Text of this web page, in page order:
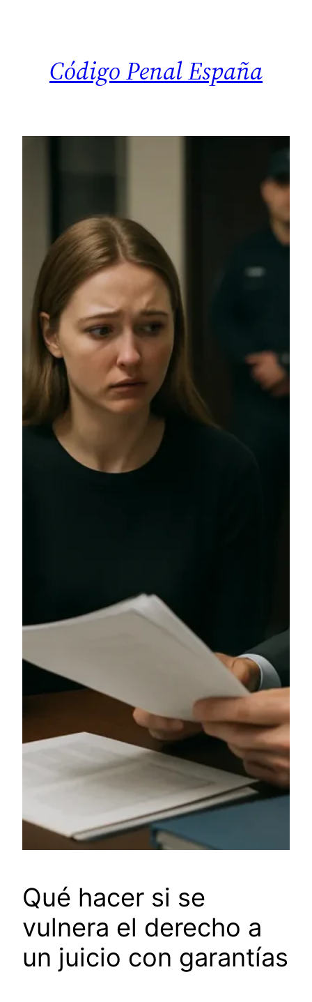
Código Penal España
Qué hacer si se
vulnera el derecho a
un juicio con garantías